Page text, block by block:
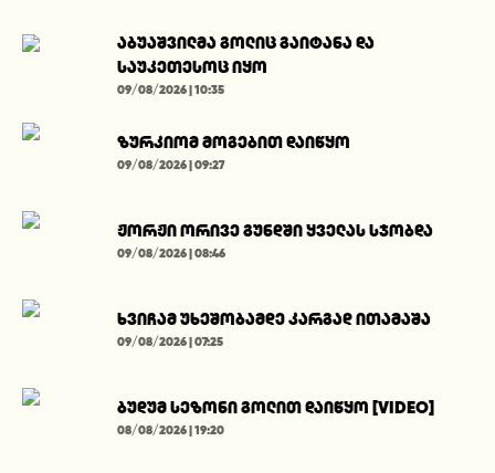
აბუაშვილმა გოლიც გაიტანა და
საუკეთესოც იყო
09/08/2026 | 10:35
ზურკიომ მოგებით დაიწყო
09/08/2026 | 09:27
ჟორჟი ორივე გუნდში ყველას სჯობდა
09/08/2026 | 08:46
ხვიჩამ უხეშობამდე კარგად ითამაშა
09/08/2026 | 07:25
ბუდუმ სეზონი გოლით დაიწყო [VIDEO]
08/08/2026 | 19:20